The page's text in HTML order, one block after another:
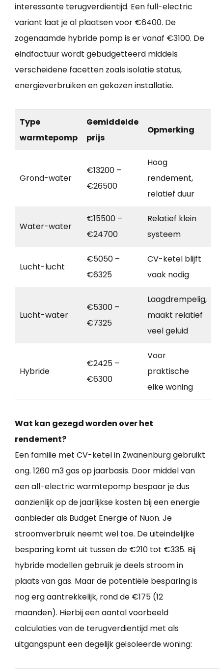
interessante terugverdientijd. Een full-electric
variant laat je al plaatsen voor €6400. De
zogenaamde hybride pomp is er vanaf €3100. De
eindfactuur wordt gebudgetteerd middels
verscheidene facetten zoals isolatie status,
energieverbruiken en gekozen installatie.
Type
warmtepomp
Gemiddelde
prijs
Opmerking
Grond-water
€13200 –
€26500
Hoog
rendement,
relatief duur
Water-water
€15500 –
€24700
Relatief klein
systeem
Lucht-lucht
€5050 –
€6325
CV-ketel blijft
vaak nodig
Lucht-water
€5300 –
€7325
Laagdrempelig,
maakt relatief
veel geluid
Hybride
€2425 –
€6300
Voor
praktische
elke woning
Wat kan gezegd worden over het
rendement?
Een familie met CV-ketel in Zwanenburg gebruikt
ong. 1260 m3 gas op jaarbasis. Door middel van
een all-electric warmtepomp bespaar je dus
aanzienlijk op de jaarlijkse kosten bij een energie
aanbieder als Budget Energie of Nuon. Je
stroomverbruik neemt wel toe. De uiteindelijke
besparing komt uit tussen de €210 tot €335. Bij
hybride modellen gebruik je deels stroom in
plaats van gas. Maar de potentiële besparing is
nog erg aantrekkelijk, rond de €175 (12
maanden). Hierbij een aantal voorbeeld
calculaties van de terugverdientijd met als
uitgangspunt een degelijk geïsoleerde woning: